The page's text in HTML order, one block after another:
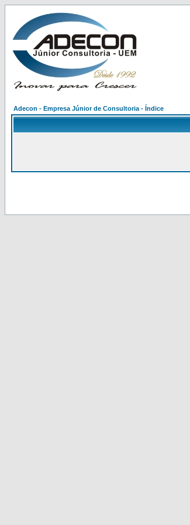
Adecon - Empresa Júnior de Consultoria - Índice